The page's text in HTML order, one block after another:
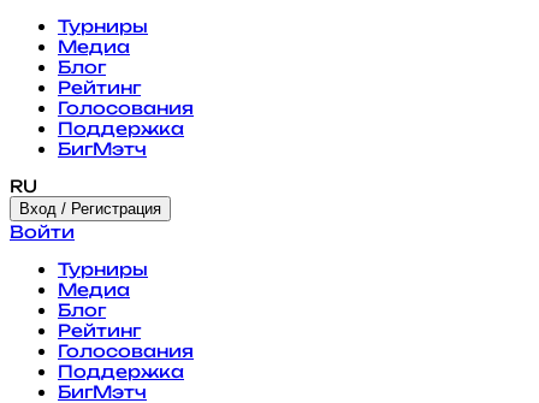
Турниры
Медиа
Блог
Рейтинг
Голосования
Поддержка
БигМэтч
RU
Вход / Регистрация
Войти
Турниры
Медиа
Блог
Рейтинг
Голосования
Поддержка
БигМэтч